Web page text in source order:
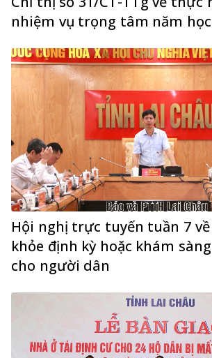
nhiệm vụ trọng tâm năm học
Hội nghị trực tuyến tuần 7
khỏe định kỳ hoặc khám
cho người dân